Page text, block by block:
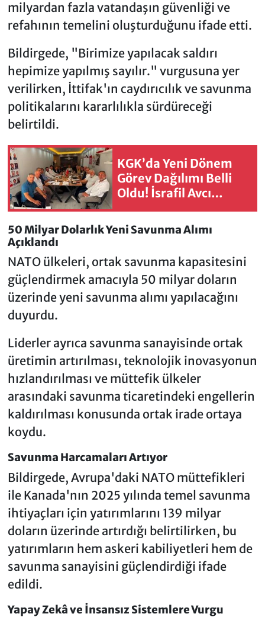
milyardan fazla vatandaşın güvenliği ve
refahının temelini oluşturduğunu ifade etti.
Bildirgede, "Birimize yapılacak saldırı
hepimize yapılmış sayılır." vurgusuna yer
verilirken, İttifak'ın caydırıcılık ve savunma
politikalarını kararlılıkla sürdüreceği
belirtildi.
KGK’da Yeni Dönem
Görev Dağılımı Belli
Oldu! İsrafil Avcı
Yeniden Yerel Medya
Başkanı Seçildi
50 Milyar Dolarlık Yeni Savunma Alımı
Açıklandı
NATO ülkeleri, ortak savunma kapasitesini
güçlendirmek amacıyla 50 milyar doların
üzerinde yeni savunma alımı yapılacağını
duyurdu.
Liderler ayrıca savunma sanayisinde ortak
üretimin artırılması, teknolojik inovasyonun
hızlandırılması ve müttefik ülkeler
arasındaki savunma ticaretindeki engellerin
kaldırılması konusunda ortak irade ortaya
koydu.
Savunma Harcamaları Artıyor
Bildirgede, Avrupa'daki NATO müttefikleri
ile Kanada'nın 2025 yılında temel savunma
ihtiyaçları için yatırımlarını 139 milyar
doların üzerinde artırdığı belirtilirken, bu
yatırımların hem askeri kabiliyetleri hem de
savunma sanayisini güçlendirdiği ifade
edildi.
Yapay Zekâ ve İnsansız Sistemlere Vurgu